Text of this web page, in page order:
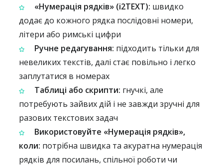
«Нумерація рядків» (i2TEXT): швидко
додає до кожного рядка послідовні номери,
літери або римські цифри
Ручне редагування: підходить тільки для
невеликих текстів, далі стає повільно і легко
заплутатися в номерах
Таблиці або скрипти: гнучкі, але
потребують зайвих дій і не завжди зручні для
разових текстових задач
Використовуйте «Нумерація рядків»,
коли: потрібна швидка та акуратна нумерація
рядків для посилань, спільної роботи чи